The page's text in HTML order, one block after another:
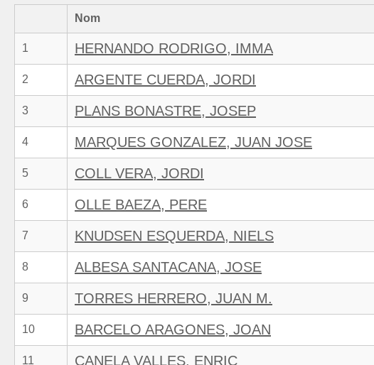
Nom
1 HERNANDO RODRIGO, IMMA
2 ARGENTE CUERDA, JORDI
3 PLANS BONASTRE, JOSEP
4 MARQUES GONZALEZ, JUAN JOSE
5 COLL VERA, JORDI
6 OLLE BAEZA, PERE
7 KNUDSEN ESQUERDA, NIELS
8 ALBESA SANTACANA, JOSE
9 TORRES HERRERO, JUAN M.
10 BARCELO ARAGONES, JOAN
11 CANELA VALLES, ENRIC